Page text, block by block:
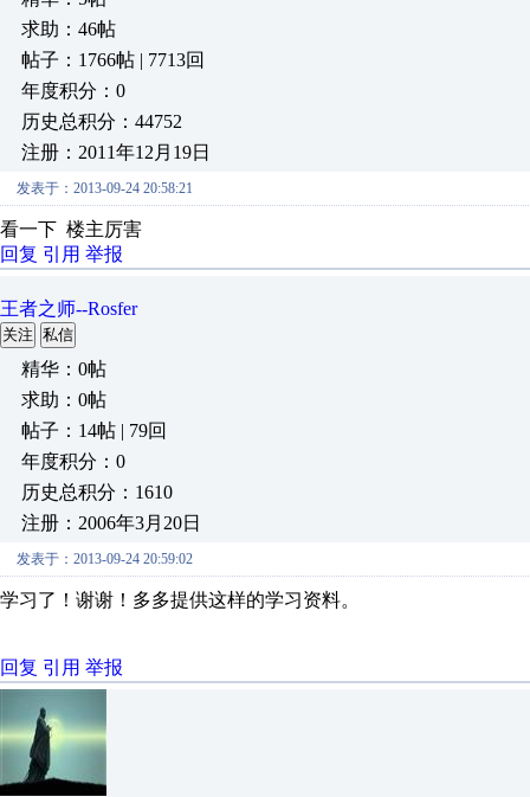
求助：46帖
帖子：1766帖 | 7713回
年度积分：0
历史总积分：44752
注册：2011年12月19日
发表于：2013-09-24 20:58:21
看一下 楼主厉害
回复 引用 举报
王者之师--Rosfer
关注 私信
精华：0帖
求助：0帖
帖子：14帖 | 79回
年度积分：0
历史总积分：1610
注册：2006年3月20日
发表于：2013-09-24 20:59:02
学习了！谢谢！多多提供这样的学习资料。
回复 引用 举报